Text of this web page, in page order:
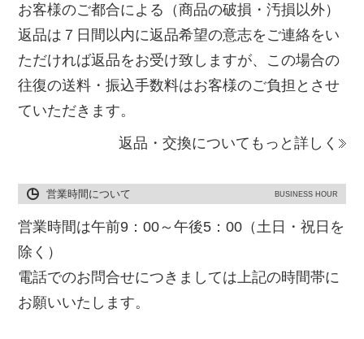
お客様のご都合による（商品の破損・汚損以外）
返品は７日間以内に返品希望の意志をご連絡をい
ただければ返品をお受け致しますが、この場合の
往復の送料・振込手数料はお客様のご負担とさせ
ていただきます。
返品・交換についてもっと詳しく
営業時間について BUSINESS HOUR
営業時間は午前9：00～午後5：00（土日・祝日を
除く）
電話でのお問合せにつきましては上記の時間帯に
お願いいたします。